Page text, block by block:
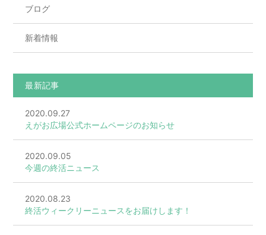
ブログ
新着情報
最新記事
2020.09.27
えがお広場公式ホームページのお知らせ
2020.09.05
今週の終活ニュース
2020.08.23
終活ウィークリーニュースをお届けします！